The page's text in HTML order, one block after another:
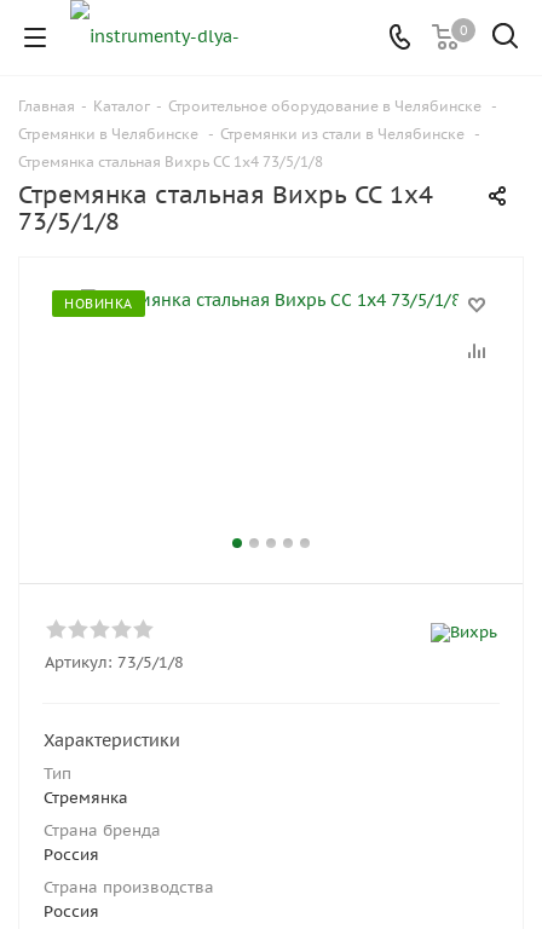
0
Главная - Каталог - Строительное оборудование в Челябинске -
Стремянки в Челябинске - Стремянки из стали в Челябинске -
Стремянка стальная Вихрь СС 1x4 73/5/1/8
Стремянка стальная Вихрь СС 1x4
73/5/1/8
НОВИНКА
Артикул: 73/5/1/8
Характеристики
Тип
Стремянка
Страна бренда
Россия
Страна производства
Россия